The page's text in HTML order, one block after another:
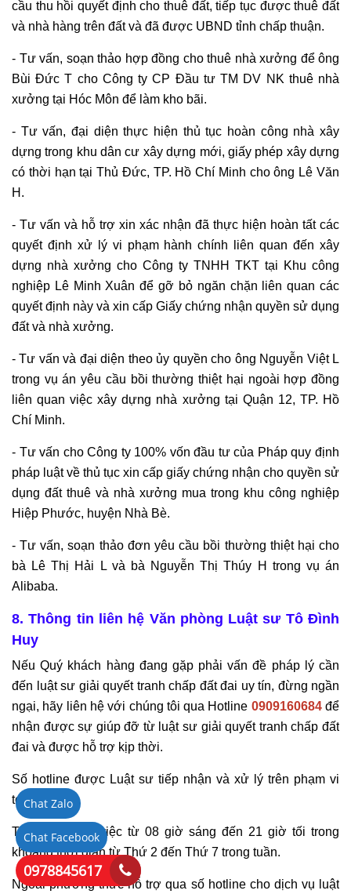
cầu thu hồi quyết định cho thuê đất, tiếp tục được thuê đất
và nhà hàng trên đất và đã được UBND tỉnh chấp thuận.
- Tư vấn, soạn thảo hợp đồng cho thuê nhà xưởng để ông
Bùi Đức T cho Công ty CP Đầu tư TM DV NK thuê nhà
xưởng tại Hóc Môn để làm kho bãi.
- Tư vấn, đại diện thực hiện thủ tục hoàn công nhà xây
dựng trong khu dân cư xây dựng mới, giấy phép xây dựng
có thời hạn tại Thủ Đức, TP. Hồ Chí Minh cho ông Lê Văn
H.
- Tư vấn và hỗ trợ xin xác nhận đã thực hiện hoàn tất các
quyết định xử lý vi phạm hành chính liên quan đến xây
dựng nhà xưởng cho Công ty TNHH TKT tại Khu công
nghiệp Lê Minh Xuân để gỡ bỏ ngăn chặn liên quan các
quyết định này và xin cấp Giấy chứng nhận quyền sử dụng
đất và nhà xưởng.
- Tư vấn và đại diện theo ủy quyền cho ông Nguyễn Việt L
trong vụ án yêu cầu bồi thường thiệt hại ngoài hợp đồng
liên quan việc xây dựng nhà xưởng tại Quận 12, TP. Hồ
Chí Minh.
- Tư vấn cho Công ty 100% vốn đầu tư của Pháp quy định
pháp luật về thủ tục xin cấp giấy chứng nhận cho quyền sử
dụng đất thuê và nhà xưởng mua trong khu công nghiệp
Hiệp Phước, huyện Nhà Bè.
- Tư vấn, soạn thảo đơn yêu cầu bồi thường thiệt hại cho
bà Lê Thị Hải L và bà Nguyễn Thị Thúy H trong vụ án
Alibaba.
8. Thông tin liên hệ Văn phòng Luật sư Tô Đình
Huy
Nếu Quý khách hàng đang gặp phải vấn đề pháp lý cần
đến luật sư giải quyết tranh chấp đất đai uy tín, đừng ngần
ngại, hãy liên hệ với chúng tôi qua Hotline 0909160684để
nhận được sự giúp đỡ từ luật sư giải quyết tranh chấp đất
đai và được hỗ trợ kịp thời.
Số hotline được Luật sư tiếp nhận và xử lý trên phạm vi
toàn quốc.
Thời gian làm việc từ 08 giờ sáng đến 21 giờ tối trong
khoảng thời gian từ Thứ 2 đến Thứ 7 trong tuần.
Ngoài phương thức hỗ trợ qua số hotline cho dịch vụ luật
Chat Facebook
Chat Zalo
0978845617